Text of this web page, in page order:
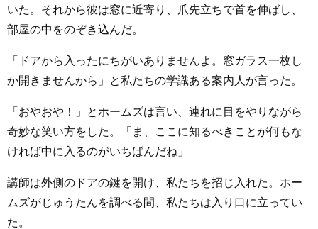
いた。それから彼は窓に近寄り、爪先立ちで首を伸ばし、
部屋の中をのぞき込んだ。
「ドアから入ったにちがいありませんよ。窓ガラス一枚し
か開きませんから」と私たちの学識ある案内人が言った。
「おやおや！」とホームズは言い、連れに目をやりながら
奇妙な笑い方をした。「ま、ここに知るべきことが何もな
ければ中に入るのがいちばんだね」
講師は外側のドアの鍵を開け、私たちを招じ入れた。ホー
ムズがじゅうたんを調べる間、私たちは入り口に立ってい
た。